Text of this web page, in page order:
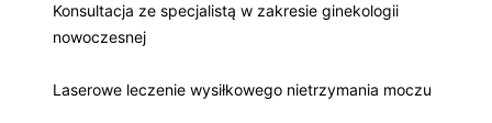
Konsultacja ze specjalistą w zakresie ginekologii
nowoczesnej
Laserowe leczenie wysiłkowego nietrzymania moczu